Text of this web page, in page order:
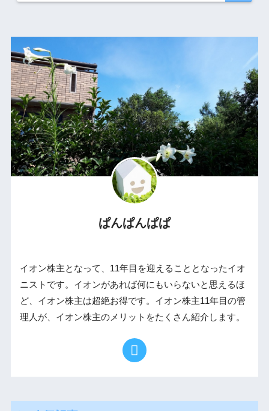
ぱんぱんぱぱ
イオン株主となって、11年目を迎えることとなったイオ
ニストです。イオンがあれば何にもいらないと思えるほ
ど、イオン株主は超絶お得です。イオン株主11年目の管
理人が、イオン株主のメリットをたくさん紹介します。